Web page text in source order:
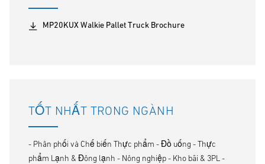
MP20KUX Walkie Pallet Truck Brochure
TỐT NHẤT TRONG NGÀNH
- Phân phối và Chế biến Thực phẩm - Đồ uống - Thực
phẩm Lạnh & Đông lạnh - Nông nghiệp - Kho bãi & 3PL -